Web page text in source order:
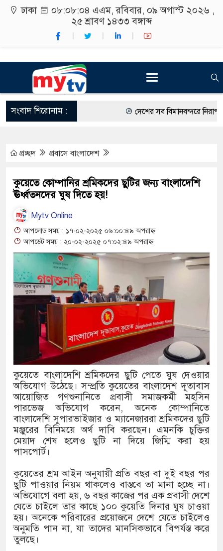
ঢাকা ০৮:০৮:০৫ এএম, রবিবার, ০৯ অগাস্ট ২০২৬ ,
২৫ শ্রাবণ ১৪৩৩ বঙ্গাব্দ
সংবাদ শিরোনাম : দেশের সব বিমানবন্দরে নিরাপত্তা
কর্মসূচীর শুভসূচনা।
থাকায় বিক্রিতে নিষেধাজ্ঞা
অত্যাচারের ছবি যেন আর তুলতে
‘গুলশানের চামেলি’তে ভিন্ন
যৌনকর্মীর দালাল চরিত্রে
সারজিস-পাটোয়ারীসহ ১০ জনের
গুলশান থেকে সাবেক মন্ত্রী লতিফ
‘স্কুটি নাকি গোল্ড?’
এর ফ্রিডম ব্র্যান্ড, বাড়ল ক্যাম্পেইনের
সংবিধান অনুযায়ী যথাসময়ে
খিলক্ষেত থানা বিএনপির যুগ্ম
দেশের ৬ অঞ্চলে ঝড়ের আভাস
সার্ককে আরও গতিশীল করতে চায়
প্রেমের সম্পর্ক ছিন্ন না করায়
প্রচ্ছদ প্রবাসে বাংলাদেশ
কুয়েতে কোম্পানির শ্রমিকদের ছুটির জন্য বাংলাদেশি
ঊর্ধ্বতনদের ঘুষ দিতে হয়!
Mytv Online
আপলোড সময় : ১৭-০২-২০২৫ ০৬:০০:৪৯ অপরাহ্ন
আপডেট সময় : ২০-০২-২০২৫ ০৭:০২:৪৯ অপরাহ্ন
কুয়েতে বাংলাদেশি শ্রমিকদের ছুটি পেতে ঘুষ দেওয়ার
অভিযোগ উঠেছে। সম্প্রতি কুয়েতের বাংলাদেশ দূতাবাস
আয়োজিত গণশুনানিতে প্রবাসী সমাজকর্মী মহসিন
পারভেজ অভিযোগ করেন, অনেক কোম্পানিতে
বাংলাদেশি সুপারভাইজার ও ম্যানেজাররা শ্রমিকদের ছুটি
মঞ্জুরের বিনিময়ে অর্থ দাবি করছেন। এমনকি চুক্তির
মেয়াদ শেষ হলেও ছুটি না দিয়ে জিম্মি করা হয়
পাসপোর্ট।
কুয়েতের শ্রম আইন অনুযায়ী প্রতি বছর বা দুই বছর পর
ছুটি পাওয়ার নিয়ম থাকলেও বাস্তবে তা মানা হচ্ছে না।
অভিযোগে বলা হয়, ৬ বছর কাজের পর এক প্রবাসী দেশে
যেতে চাইলে তার কাছে ১০০ কুয়েতি দিনার ঘুষ চাওয়া
হয়। অনেকে পরিবারের প্রয়োজনে দেশে যেতে চাইলেও
অনুমতি পান না, যা তাদের মানসিকভাবে বিপর্যস্ত করে
তুলছে।